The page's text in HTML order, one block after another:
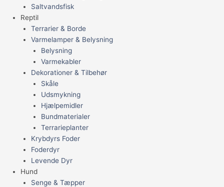
Saltvandsfisk
Reptil
Terrarier & Borde
Varmelamper & Belysning
Belysning
Varmekabler
Dekorationer & Tilbehør
Skåle
Udsmykning
Hjælpemidler
Bundmaterialer
Terrarieplanter
Krybdyrs Foder
Foderdyr
Levende Dyr
Hund
Senge & Tæpper